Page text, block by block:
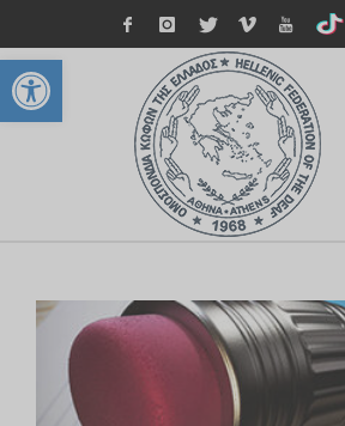
Ανοίξτε τη γραμμή εργαλείων